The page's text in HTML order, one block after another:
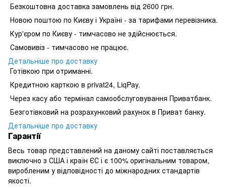
Безкоштовна доставка замовлень від 2600 грн.
Новою поштою по Києву і Україні - за тарифами перевізника.
Кур'єром по Києву - тимчасово не здійснюється.
Самовивіз - тимчасово не працює.
Детальніше про доставку
Готівкою при отриманні.
Кредитною карткою в privat24, LiqPay.
Через касу або термінал самообслуговування Приватбанк.
Безготівковий на розрахунковий рахунок в Приват банку.
Детальніше про доставку
Гарантії
Весь товар представлений на даному сайті поставляється
виключно з США і країн ЄС і є 100% оригінальним товаром,
виробленим у відповідності до міжнародних стандартів
якості.